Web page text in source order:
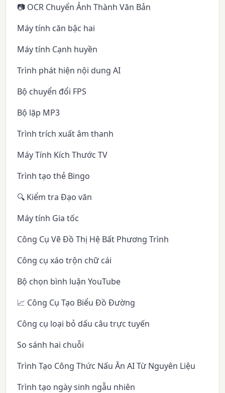
📷 OCR Chuyển Ảnh Thành Văn Bản
Máy tính căn bậc hai
Máy tính Cạnh huyền
Trình phát hiện nội dung AI
Bộ chuyển đổi FPS
Bộ lặp MP3
Trình trích xuất âm thanh
Máy Tính Kích Thước TV
Trình tạo thẻ Bingo
🔍 Kiểm tra Đạo văn
Máy tính Gia tốc
Công Cụ Vẽ Đồ Thị Hệ Bất Phương Trình
Công cụ xáo trộn chữ cái
Bộ chọn bình luận YouTube
📈 Công Cụ Tạo Biểu Đồ Đường
Công cụ loại bỏ dấu câu trực tuyến
So sánh hai chuỗi
Trình Tạo Công Thức Nấu Ăn AI Từ Nguyên Liệu
Trình tạo ngày sinh ngẫu nhiên